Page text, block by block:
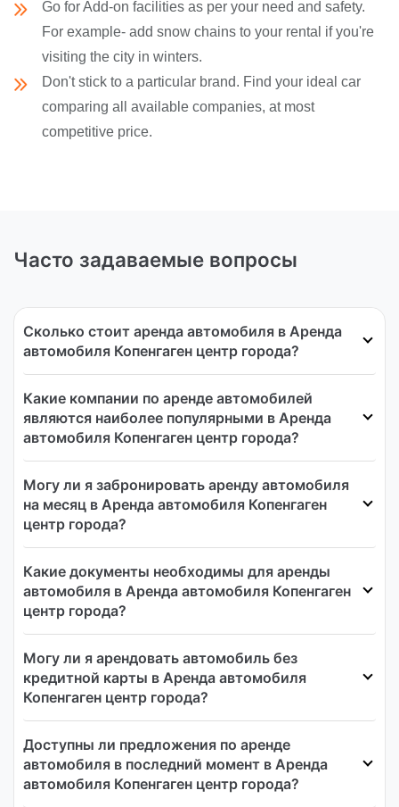
Go for Add-on facilities as per your need and safety.
For example- add snow chains to your rental if you're
visiting the city in winters.
Don't stick to a particular brand. Find your ideal car
comparing all available companies, at most
competitive price.
Часто задаваемые вопросы
Сколько стоит аренда автомобиля в Аренда
автомобиля Копенгаген центр города?
Какие компании по аренде автомобилей
являются наиболее популярными в Аренда
автомобиля Копенгаген центр города?
Могу ли я забронировать аренду автомобиля
на месяц в Аренда автомобиля Копенгаген
центр города?
Какие документы необходимы для аренды
автомобиля в Аренда автомобиля Копенгаген
центр города?
Могу ли я арендовать автомобиль без
кредитной карты в Аренда автомобиля
Копенгаген центр города?
Доступны ли предложения по аренде
автомобиля в последний момент в Аренда
автомобиля Копенгаген центр города?